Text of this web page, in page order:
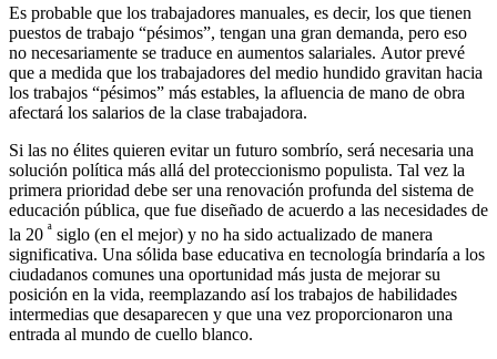
Es probable que los trabajadores manuales, es decir, los que tienen
puestos de trabajo “pésimos”, tengan una gran demanda, pero eso
no necesariamente se traduce en aumentos salariales. Autor prevé
que a medida que los trabajadores del medio hundido gravitan hacia
los trabajos “pésimos” más estables, la afluencia de mano de obra
afectará los salarios de la clase trabajadora.
Si las no élites quieren evitar un futuro sombrío, será necesaria una
solución política más allá del proteccionismo populista. Tal vez la
primera prioridad debe ser una renovación profunda del sistema de
educación pública, que fue diseñado de acuerdo a las necesidades de
la 20 ª siglo (en el mejor) y no ha sido actualizado de manera
significativa. Una sólida base educativa en tecnología brindaría a los
ciudadanos comunes una oportunidad más justa de mejorar su
posición en la vida, reemplazando así los trabajos de habilidades
intermedias que desaparecen y que una vez proporcionaron una
entrada al mundo de cuello blanco.